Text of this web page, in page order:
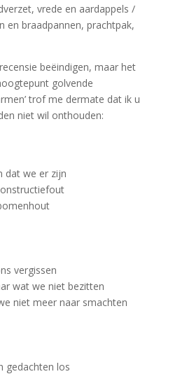
vrede en aardappels /
en braadpannen, prachtpak,
beëindigen, maar het
golvende
trof me dermate dat ik u
niet wil onthouden:
dat we er zijn
vergissen
wat we niet bezitten
niet meer naar smachten
gedachten los